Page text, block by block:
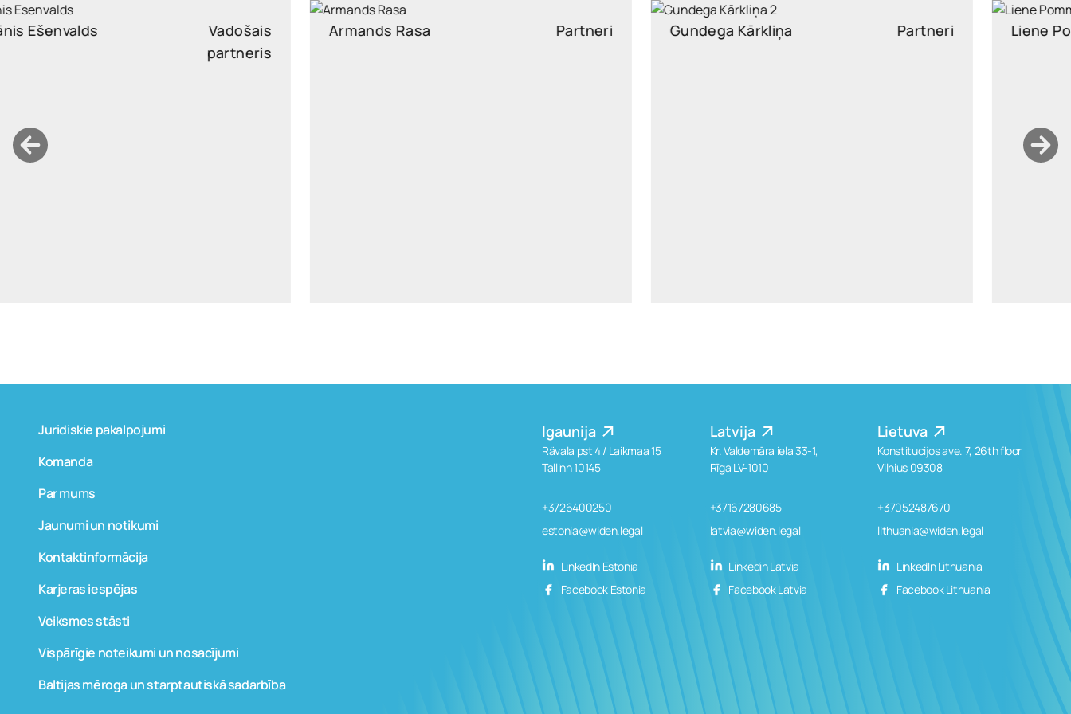
Armands Rasa Partneri Gundega Kārkliņa Partneri Liene Pommere Partneri
Igaunija
Rävala pst 4 / Laikmaa 15
Tallinn 10145
+3726400250
estonia@widen.legal
LinkedIn Estonia
Facebook Estonia
Latvija
Kr. Valdemāra iela 33-1,
Rīga LV-1010
+37167280685
latvia@widen.legal
Linkedin Latvia
Facebook Latvia
Lietuva
Konstitucijos ave. 7, 26th floor
Vilnius 09308
+37052487670
lithuania@widen.legal
LinkedIn Lithuania
Facebook Lithuania
Juridiskie pakalpojumi
Komanda
Par mums
Jaunumi un notikumi
Kontaktinformācija
Karjeras iespējas
Veiksmes stāsti
Vispārīgie noteikumi un nosacījumi
Baltijas mēroga un starptautiskā sadarbība